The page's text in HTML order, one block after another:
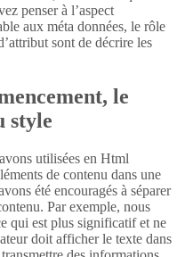
penser à l’aspect
aux méta données, le rôle
sont de décrire les
le
style
utilisées en Html
de contenu dans une
été encouragés à séparer
Par exemple, nous
qui est plus significatif et ne
doit afficher le texte dans